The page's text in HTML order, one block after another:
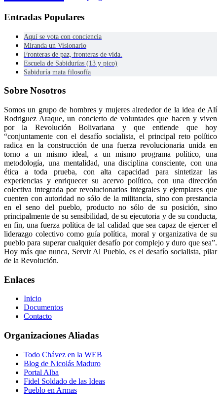
Entradas Populares
Aquí se vota con conciencia
Miranda un Visionario
Fronteras de paz, fronteras de vida.
Escuela de Sabidurías (13 y pico)
Sabiduría mata filosofía
Sobre Nosotros
Somos un grupo de hombres y mujeres alrededor de la idea de Alí
Rodriguez Araque, un concierto de voluntades que hacen y viven
por la Revolución Bolivariana y que entiende que hoy
“conjuntamente con el desafío socialista, el principal reto político
radica en la construcción de una fuerza revolucionaria unida en
torno a un mismo ideal, a un mismo programa político, una
metodología, una mentalidad, una disciplina consciente, con una
ética a toda prueba, con alta capacidad para sintetizar las
experiencias y enriquecer su acervo político, con una dirección
colectiva integrada por revolucionarios integrales y ejemplares que
cuenten con autoridad no sólo de la militancia, sino con prestancia
en el seno del pueblo, producto no sólo de su posición, sino
principalmente de su sensibilidad, de su ejecutoria y de su conducta,
en fin, una fuerza política de tal calidad que sea capaz de ejercer el
liderazgo colectivo como guía política, moral y organizativa de su
pueblo para superar cualquier desafío por complejo y duro que sea”.
Hoy más que nunca, Servir Al Pueblo, es el desafío socialista, pilar
de la Revolución.
Enlaces
Inicio
Documentos
Contacto
Organizaciones Aliadas
Todo Chávez en la WEB
Blog de Nicolás Maduro
Portal Alba
Fidel Soldado de las Ideas
Pueblo en Armas